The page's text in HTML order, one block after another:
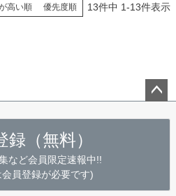
高い順 優先度順 13件中 1-13件表示
録（無料）
など会員限定速報中!!
員登録が必要です)